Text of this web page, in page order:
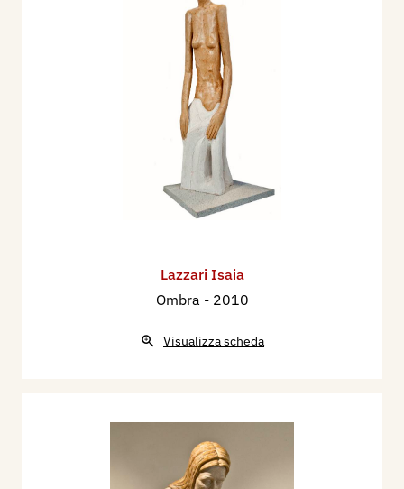
Lazzari Isaia
Ombra - 2010
Visualizza scheda